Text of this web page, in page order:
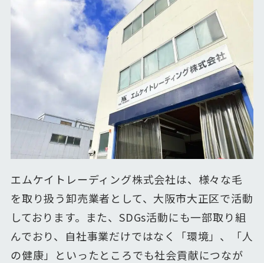
エムケイトレーディング株式会社は、様々な毛
を取り扱う卸売業者として、大阪市大正区で活動
しております。また、SDGs活動にも一部取り組
んでおり、自社事業だけではなく「環境」、「人
の健康」といったところでも社会貢献につなが